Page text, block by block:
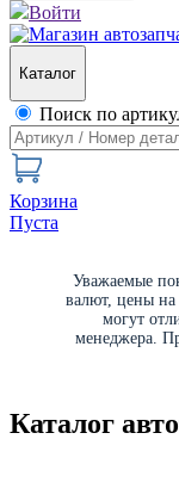
Войти
Каталог
Поиск по
Корзина
Пуста
Уважаемые
валют, цены на
могут
менеджера.
Каталог